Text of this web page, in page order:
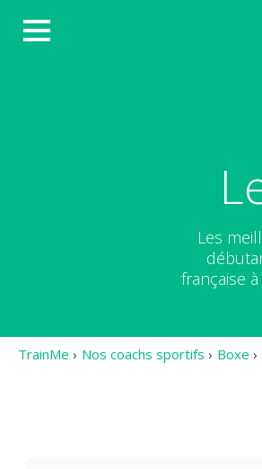
Les
française
TrainMe › Nos coachs sportifs › Boxe ›